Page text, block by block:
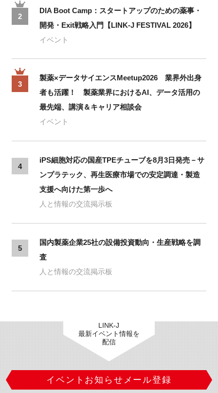
2
DIA Boot Camp：スタートアップのための薬事・
開発・Exit戦略入門【LINK-J FESTIVAL 2026】
イベント
3
製薬×データサイエンスMeetup2026 業界外出身
者も活躍！ 製薬業界におけるAI、データ活用の
最先端、講演＆キャリア相談会
イベント
4
iPS細胞対応の国産TPEチューブを8月3日発売－サ
ンプラテック、再生医療市場での安定調達・製造
支援へ向けた第一歩へ
人と情報の交流掲示板
5
国内製薬企業25社の設備投資動向・生産戦略を調
査
人と情報の交流掲示板
LINK-J
最新イベント情報を
配信
イベントお知らせメール登録